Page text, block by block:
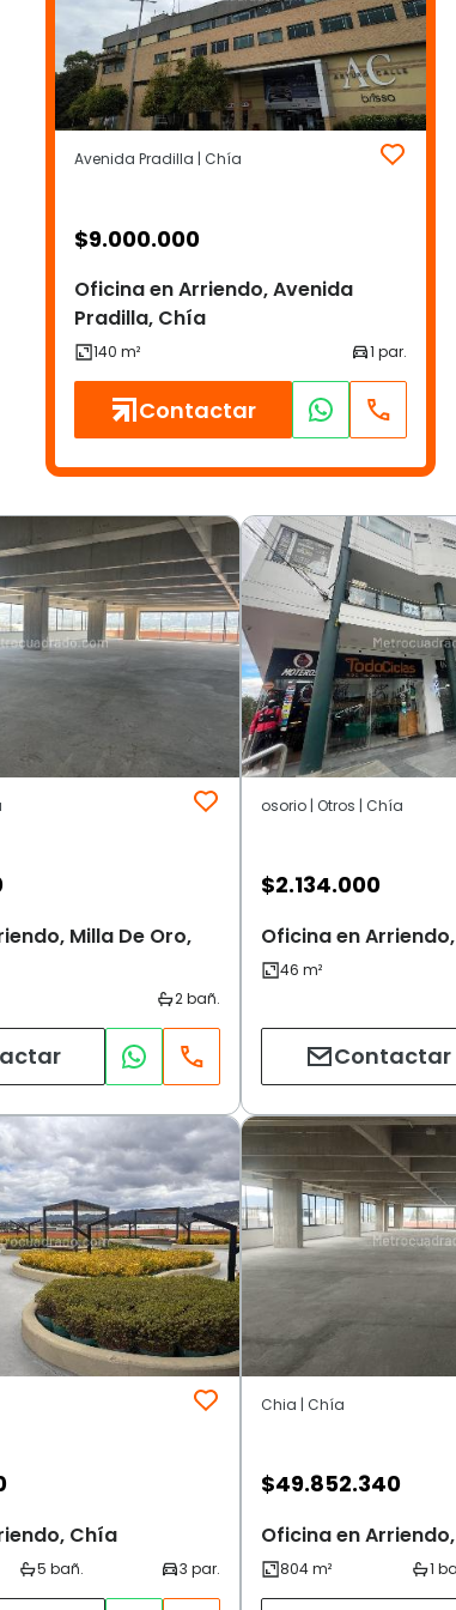
Avenida Pradilla | Chía
$9.000.000
Oficina en Arriendo, Avenida
Pradilla, Chía
Contactar
Milla De Oro,
osorio | Otros | Chía
$2.134.000
Oficina en
Contactar
Chía
Chia | Chía
$49.852.340
Oficina en